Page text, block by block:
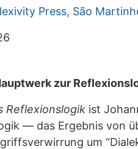
Press, São
zur
Reflexionslogik ist
— das Ergebnis von
um